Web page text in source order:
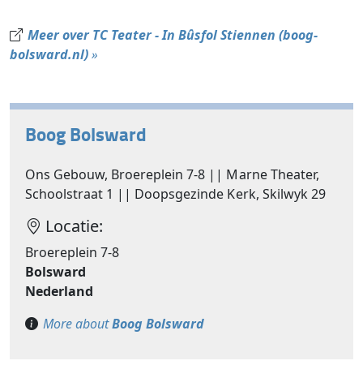
Meer over TC Teater - In Bûsfol Stiennen (boog-
bolsward.nl)»
Boog Bolsward
Ons Gebouw, Broereplein 7-8 || Marne Theater,
Schoolstraat 1 || Doopsgezinde Kerk, Skilwyk 29
Locatie:
Broereplein 7-8
Bolsward
Nederland
More aboutBoog Bolsward